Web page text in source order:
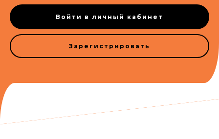
Войти в личный кабинет
Зарегистрировать